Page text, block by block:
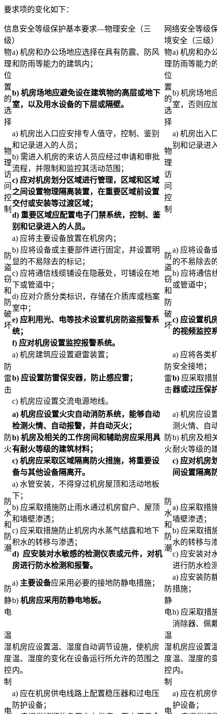
要求项的变化如下：
信息安全等级保护基本要求—物理安全（三
级）
网络安全等级
境安全（三级
物
理
位
置
的
选
择
a) 机房和办公场地应选择在具有防震、防风
和防雨等能力的建筑内；
物
理
位
置
的
选
择
a) 机房和办
防雨等能力
b) 机房场地应避免设在建筑物的高层或地下
室，以及用水设备的下层或隔壁。
b) 机房场地
室，否则应
物
理
访
问
控
制
a) 机房出入口应安排专人值守，控制、鉴别
和记录进入的人员；
物
理
访
问
控
制
a) 机房出入
别和记录进
b) 需进入机房的来访人员应经过申请和审批
流程，并限制和监控其活动范围；
c) 应对机房划分区域进行管理，区域和区域
之间设置物理隔离装置，在重要区域前设置
交付或安装等过渡区域；
d) 重要区域应配置电子门禁系统，控制、鉴
别和记录进入的人员。
防
盗
窃
和
防
破
坏
a) 应将主要设备放置在机房内；
防
盗
窃
和
防
破
坏
b) 应将设备或主要部件进行固定，并设置明
显的不易除去的标记；
a) 应将设备
的不易除去
c) 应将通信线缆铺设在隐蔽处，可铺设在地
下或管道中；
b) 应将通信
或管道中；
d) 应对介质分类标识，存储在介质库或档案
室中；
e) 应利用光、电等技术设置机房防盗报警系
统；
c) 应设置机
的视频监控
f) 应对机房设置监控报警系统。
防
雷
击
a) 机房建筑应设置避雷装置；
防
雷
击
a) 应将各类
安全接地；
b) 应设置防雷保安器，防止感应雷； b) 应采取措
器或过压保
c) 机房应设置交流电源地线。
防
火
a) 机房应设置火灾自动消防系统，能够自动
检测火情、自动报警，并自动灭火；
防
火
a) 机房应设
测火情、自
b) 机房及相关的工作房间和辅助房应采用具
有耐火等级的建筑材料；
b) 机房及相
耐火等级的
c) 机房应采取区域隔离防火措施，将重要设
备与其他设备隔离开。
c) 应对机房
间设置隔离
防
水
和
防
潮
a) 水管安装，不得穿过机房屋顶和活动地板
下；
防
水
和
防
潮
b) 应采取措施防止雨水通过机房窗户、屋顶
和墙壁渗透；
a) 应采取措
墙壁渗透；
c) 应采取措施防止机房内水蒸气结露和地下
积水的转移与渗透；
b) 应采取措
水的转移与
d) 应安装对水敏感的检测仪表或元件，对机
房进行防水检测和报警。
c) 应安装对
进行防水检
防
静
电
a) 主要设备应采用必要的接地防静电措施；
防
静
电
a) 应安装防
措施；
b) 机房应采用防静电地板。
b) 应采取措
消除器、佩
温
湿
度
控
制
机房应设置温、湿度自动调节设施，使机房
温、湿度的变化在设备运行所允许的范围之
内。
温
湿
度
控
制
机房应设置
温、湿度的
内。
电
a) 应在机房供电线路上配置稳压器和过电压
防护设备；
电
a) 应在机房
护设备；